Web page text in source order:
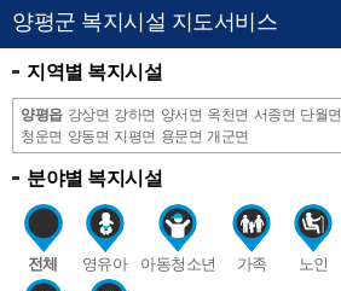
양평군 복지시설 지도서비스
지역별 복지시설
양평읍 강상면 강하면 양서면 옥천면 서종면 단월면
청운면 양동면 지평면 용문면 개군면
분야별 복지시설
전체 영유아 아동청소년 가족 노인